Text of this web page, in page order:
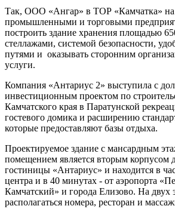
Так, ООО «Ангар» в ТОР «Камчатка» на
промышленными и торговыми
построить здание хранения площадью
стеллажами, системой безопасности,
путями и оказывать сторонним
услуги.
Компания «Антариус 2» выступила с
инвестиционным проектом по
Камчатского края в Паратунской
гостевого домика и расширению
которые предоставляют базы отдыха.
Проектируемое здание с мансардным
помещением является вторым корпусом
гостиницы «Антариус» и находится в
центра и в 40 минутах - от аэропорта
Камчатский» и города Елизово. На двух
располагаться номера, ресторан и